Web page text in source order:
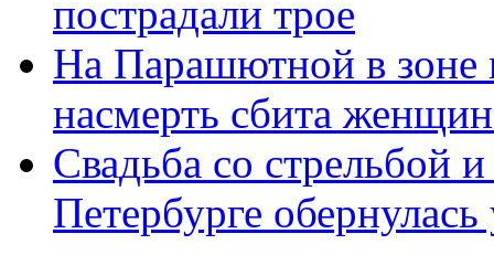
пострадали трое
На Парашютной в зоне
насмерть сбита
Свадьба со стрельбой
Петербурге